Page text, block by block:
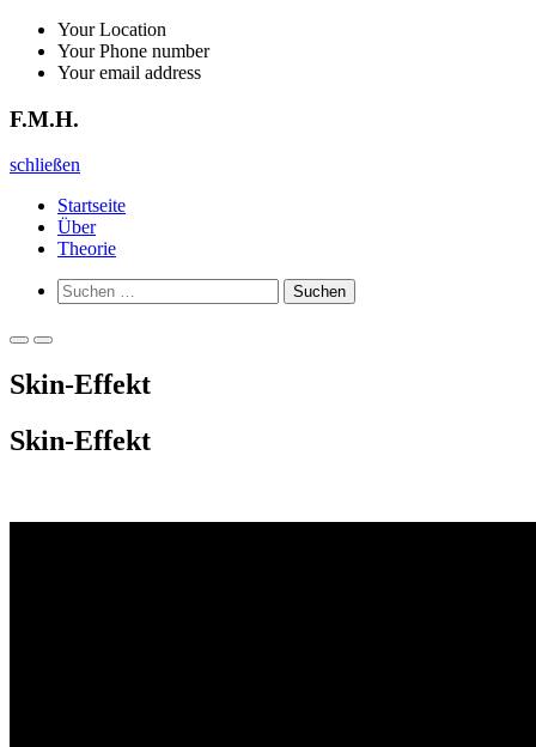
Zurück
zum
Inhalt
Your Location
Your Phone number
Your email address
F.M.H.
schließen
Startseite
Über
Theorie
Such-
Formular
Suchen
nach:
Primäres
für
Primäres
für
Skin-Effekt
Skin-Effekt